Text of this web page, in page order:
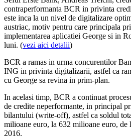
contraperformanta BCR in privinta
este inca la un nivel de digitalizare
austriac, motiv pentru care principala
implementarea aplicatiei George si in
luni. (vezi aici detalii)
BCR a ramas in urma concurentilor
ING in privinta digitalizarii, astfel ca
cu George sa revina in prim-plan.
In acelasi timp, BCR a continuat
de credite neperformante, in principal
bilantului (write-off), astfel ca soldul
milioane euro, la 632 milioane euro, de
2016.